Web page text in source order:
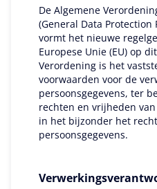
De Algemene
(General Data Protection
vormt het nieuwe
Europese Unie (EU) op
Verordening is het
voorwaarden voor de
persoonsgegevens, ter
rechten en vrijheden
in het bijzonder het
persoonsgegevens.